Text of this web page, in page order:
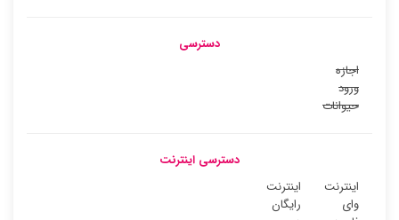
دسترسی
اجازه
ورود
حیوانات
دسترسی اینترنت
اینترنت
وای
اینترنت
رایگان